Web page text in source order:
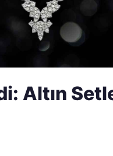
Altın